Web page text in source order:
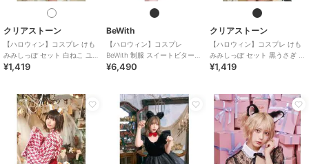
クリアストーン
【ハロウィン】コスプレ けも
みみしっぽ セット 白ねこ ユニ
セックス ホワイト
¥1,419
BeWith
【ハロウィン】コスプレ
BeWith 制服 スイートビター学
園ブラック かわいい
¥6,490
クリアストーン
【ハロウィン】コスプレ けも
みみしっぽ セット 黒うさぎ ユ
ニセックス ブラック
¥1,419